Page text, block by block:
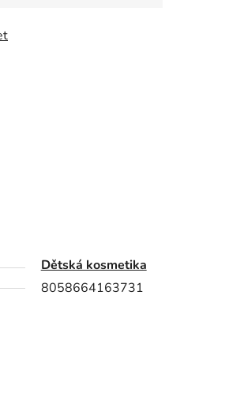
Dětská kosmetika
8058664163731